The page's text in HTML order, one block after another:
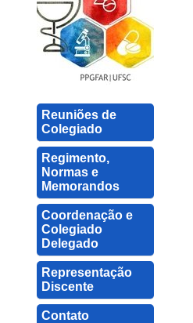
Reuniões de
Colegiado
Regimento,
Normas e
Memorandos
Coordenação e
Colegiado
Delegado
Representação
Discente
Contato